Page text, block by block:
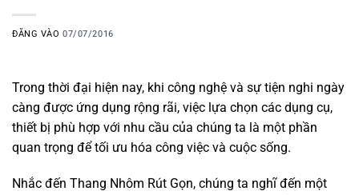
ĐĂNG VÀO07/07/2016
Trong thời đại hiện nay, khi công nghệ và sự tiện nghi ngày
càng được ứng dụng rộng rãi, việc lựa chọn các dụng cụ,
thiết bị phù hợp với nhu cầu của chúng ta là một phần
quan trọng để tối ưu hóa công việc và cuộc sống.
Nhắc đến Thang Nhôm Rút Gọn, chúng ta nghĩ đến một